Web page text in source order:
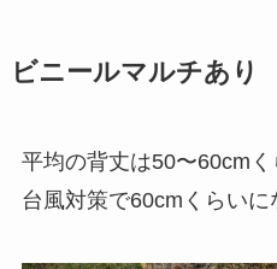
ビニールマルチあり
平均の背丈は50〜60cmく
台風対策で60cmくらいに